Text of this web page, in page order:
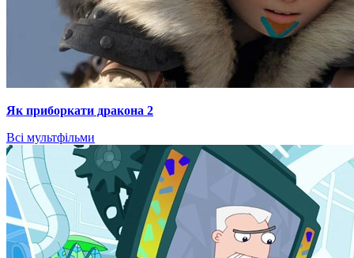
Як приборкати дракона 2
Всі мультфільми